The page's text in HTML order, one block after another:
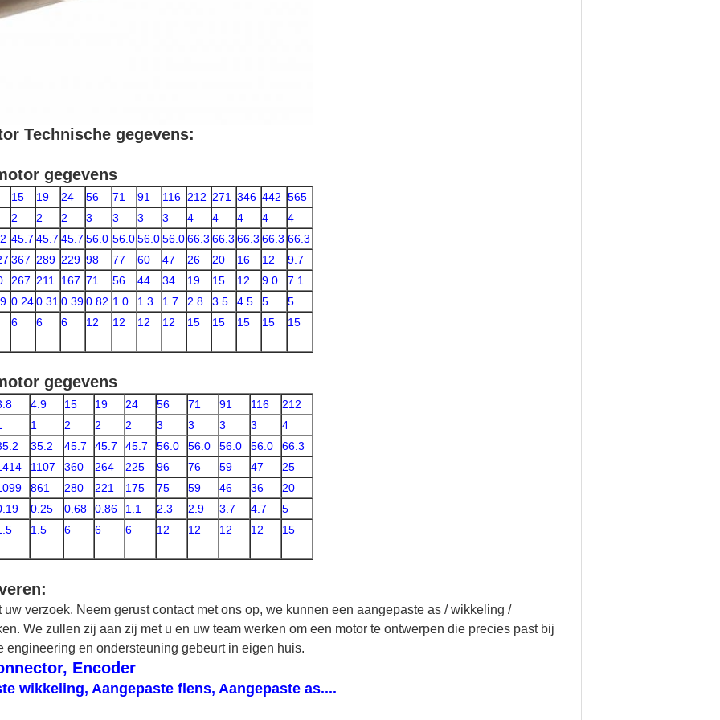
Technische gegevens:
gegevens
15 19 24 56 71 91 116 212 271 346 442 565
2
2 2 3 3 3 3 4 4 4 4
4
45.7 45.7 45.7 56.0 56.056.056.066.3 66.3 66.3 66.3 66.3
367 289 229 98 77 60 47 26 20 16 12
9.7
267 211 167 71 56 44 34 19 15 12 9.0
7.1
0.240.31 0.390.82 1.0 1.3 1.7 2.8 3.5 4.5 5
5
6
6 6 12 12 12 12 15 15 15 15 15
gegevens
4.9 15 19 24 56 71 91 116
212
1 2 2 2 3 3 3 3
4
35.2 45.7 45.7 45.7 56.0 56.0 56.0 56.0
66.3
1107 360 264 225 96 76 59 47
25
861 280 221 175 75 59 46 36
20
0.25 0.68 0.86 1.1 2.3 2.9 3.7 4.7
5
1.5 6 6 6 12 12 12 12 15
verzoek. Neem gerust contact met ons op, we kunnen een aangepaste as / wikkeling /
We zullen zij aan zij met u en uw team werken om een motor te ontwerpen die precies past bij
engineering en ondersteuning gebeurt in eigen huis.
Encoder
wikkeling, Aangepaste flens, Aangepaste as....